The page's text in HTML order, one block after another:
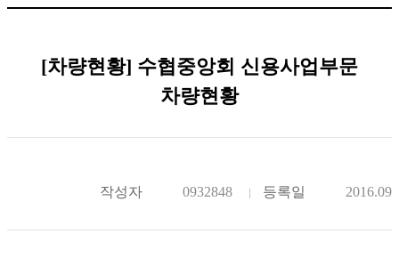
[차량현황] 수협중앙회 신용사업부문
차량현황
작성자 0932848 등록일